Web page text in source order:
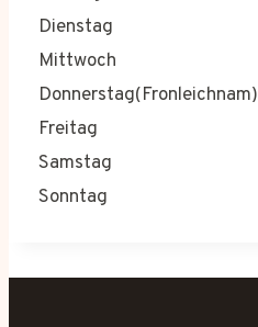
Dienstag
Mittwoch
Donnerstag(Fronleichnam)
Freitag
Samstag
Sonntag